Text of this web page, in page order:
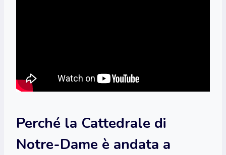
Perché la Cattedrale di
Notre-Dame è andata a